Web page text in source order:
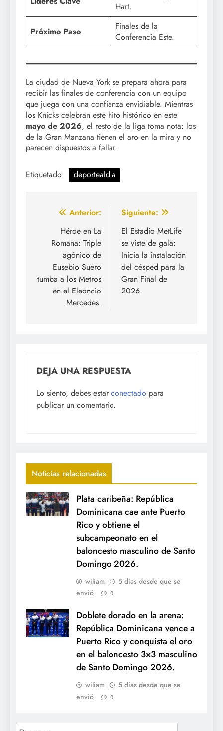
Hart.
Próximo Paso
Finales de la
Conferencia Este.
La ciudad de Nueva York se prepara ahora para
recibir las finales de conferencia con un equipo
que juega con una confianza envidiable. Mientras
los Knicks celebran este hito histórico en este
mayo de 2026, el resto de la liga toma nota: los
de la Gran Manzana tienen el aro en la mira y no
parecen dispuestos a fallar.
Etiquetado: deportealdia
Navegación
entradas
Anterior:
Héroe en La
Romana: Triple
agónico de
Eusebio Suero
tumba a los Metros
en el Eleoncio
Mercedes.
Siguiente:
El Estadio MetLife
se viste de gala:
Inicia la instalación
del césped para la
Gran Final de
2026.
DEJA UNA RESPUESTA
Lo siento, debes estar conectado para
publicar un comentario.
Noticias relacionadas
Plata caribeña: República
Dominicana cae ante Puerto
Rico y obtiene el
subcampeonato en el
baloncesto masculino de Santo
Domingo 2026.
wiliam
5 días desde que se
envió
0
Doblete dorado en la arena:
República Dominicana vence a
Puerto Rico y conquista el oro
en el baloncesto 3×3 masculino
de Santo Domingo 2026.
wiliam
5 días desde que se
envió
0
Buscar: